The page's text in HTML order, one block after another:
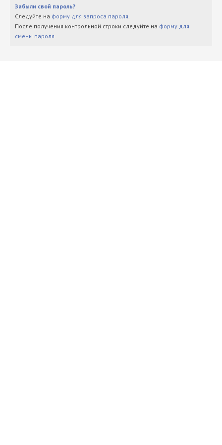
Забыли свой пароль?
Следуйте на форму для запроса пароля.
После получения контрольной строки следуйте на форму для
смены пароля.